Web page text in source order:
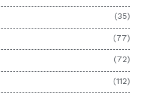
(35)
(77)
(72)
(112)